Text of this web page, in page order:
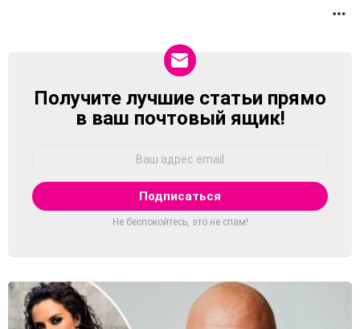
NEWSLETTER
Получите лучшие статьи прямо
в ваш почтовый ящик!
Не беспокойтесь, это не спам!